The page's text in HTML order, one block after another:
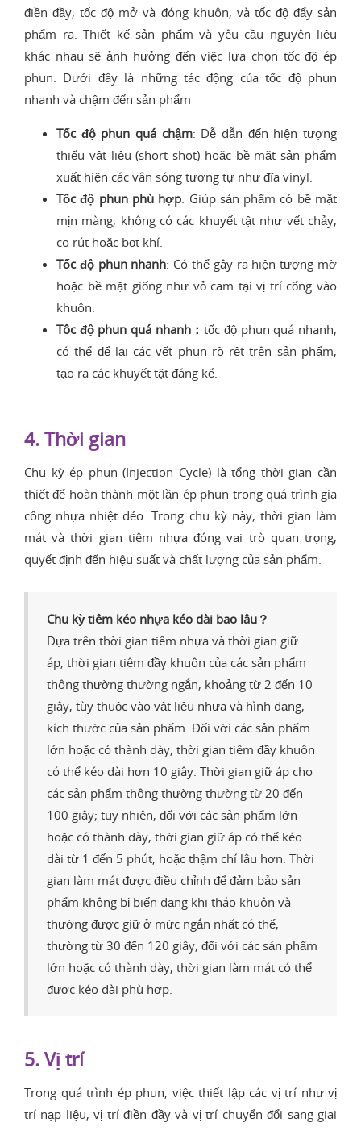
điền đầy, tốc độ mở và đóng khuôn, và tốc độ đẩy sản
phẩm ra. Thiết kế sản phẩm và yêu cầu nguyên liệu
khác nhau sẽ ảnh hưởng đến việc lựa chọn tốc độ ép
phun. Dưới đây là những tác động của tốc độ phun
nhanh và chậm đến sản phẩm
Tốc độ phun quá chậm: Dễ dẫn đến hiện tượng
thiếu vật liệu (short shot) hoặc bề mặt sản phẩm
xuất hiện các vân sóng tương tự như đĩa vinyl.
Tốc độ phun phù hợp: Giúp sản phẩm có bề mặt
mịn màng, không có các khuyết tật như vết chảy,
co rút hoặc bọt khí.
Tốc độ phun nhanh: Có thể gây ra hiện tượng mờ
hoặc bề mặt giống như vỏ cam tại vị trí cổng vào
khuôn.
Tôc độ phun quá nhanh：tốc độ phun quá nhanh,
có thể để lại các vết phun rõ rệt trên sản phẩm,
tạo ra các khuyết tật đáng kể.
4. Thời gian
Chu kỳ ép phun (Injection Cycle) là tổng thời gian cần
thiết để hoàn thành một lần ép phun trong quá trình gia
công nhựa nhiệt dẻo. Trong chu kỳ này, thời gian làm
mát và thời gian tiêm nhựa đóng vai trò quan trọng,
quyết định đến hiệu suất và chất lượng của sản phẩm.
Chu kỳ tiêm kéo nhựa kéo dài bao lâu？
Dựa trên thời gian tiêm nhựa và thời gian giữ
áp, thời gian tiêm đầy khuôn của các sản phẩm
thông thường thường ngắn, khoảng từ 2 đến 10
giây, tùy thuộc vào vật liệu nhựa và hình dạng,
kích thước của sản phẩm. Đối với các sản phẩm
lớn hoặc có thành dày, thời gian tiêm đầy khuôn
có thể kéo dài hơn 10 giây. Thời gian giữ áp cho
các sản phẩm thông thường thường từ 20 đến
100 giây; tuy nhiên, đối với các sản phẩm lớn
hoặc có thành dày, thời gian giữ áp có thể kéo
dài từ 1 đến 5 phút, hoặc thậm chí lâu hơn. Thời
gian làm mát được điều chỉnh để đảm bảo sản
phẩm không bị biến dạng khi tháo khuôn và
thường được giữ ở mức ngắn nhất có thể,
thường từ 30 đến 120 giây; đối với các sản phẩm
lớn hoặc có thành dày, thời gian làm mát có thể
được kéo dài phù hợp.
5. Vị trí
Trong quá trình ép phun, việc thiết lập các vị trí như vị
trí nạp liệu, vị trí điền đầy và vị trí chuyển đổi sang giai